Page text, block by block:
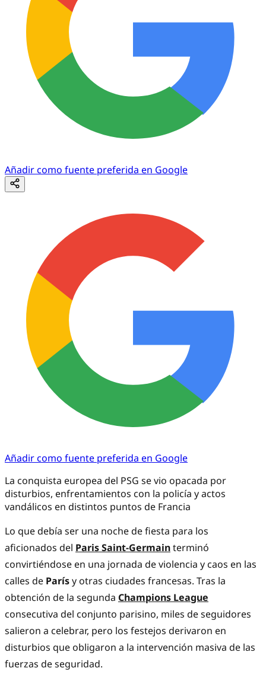
Añadir como fuente preferida en Google
Añadir como fuente preferida en Google
La conquista europea del PSG se vio opacada por
disturbios, enfrentamientos con la policía y actos
vandálicos en distintos puntos de Francia
Lo que debía ser una noche de fiesta para los
aficionados del Paris Saint-Germainterminó
convirtiéndose en una jornada de violencia y caos en las
calles de Parísy otras ciudades francesas. Tras la
obtención de la segunda Champions League
consecutiva del conjunto parisino, miles de seguidores
salieron a celebrar, pero los festejos derivaron en
disturbios que obligaron a la intervención masiva de las
fuerzas de seguridad.